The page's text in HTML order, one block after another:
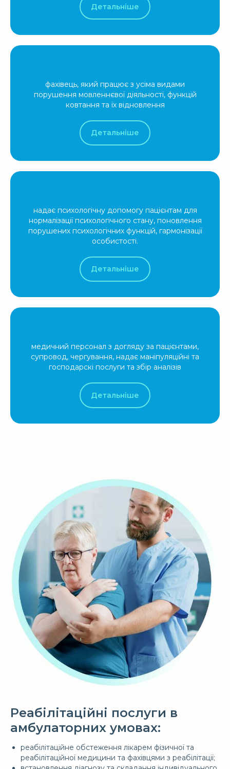
Детальніше
фахівець, який працює з усіма видами
порушення мовленнєвої діяльності, функцій
ковтання та їх відновлення
Детальніше
надає психологічну допомогу пацієнтам для
нормалізації психологічного стану, поновлення
порушених психологічних функцій, гармонізації
особистості.
Детальніше
медичний персонал з догляду за пацієнтами,
супровод, чергування, надає маніпуляційні та
господарскі послуги та збір аналізів
Детальніше
Реабілітаційні послуги в
амбулаторних умовах:
реабілітаційне обстеження лікарем фізичної та
реабілітаційної медицини та фахівцями з реабілітації;